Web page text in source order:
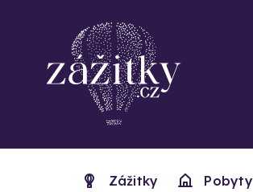
Zážitky Pobyty